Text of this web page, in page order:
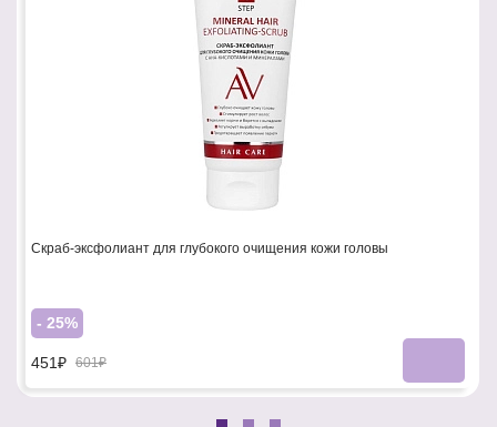
Скраб-эксфолиант для глубокого очищения кожи головы
- 25%
451₽ 601₽